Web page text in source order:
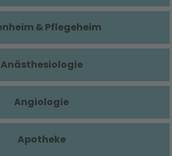
& Pflegeheim
Anästhesiologie
Angiologie
Apotheke